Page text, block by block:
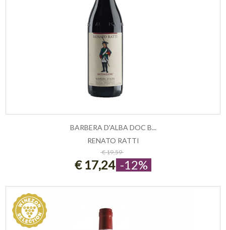
ESAURITO
BARBERA D'ALBA DOC B...
RENATO RATTI
€ 19,59
€ 17,24 -12%